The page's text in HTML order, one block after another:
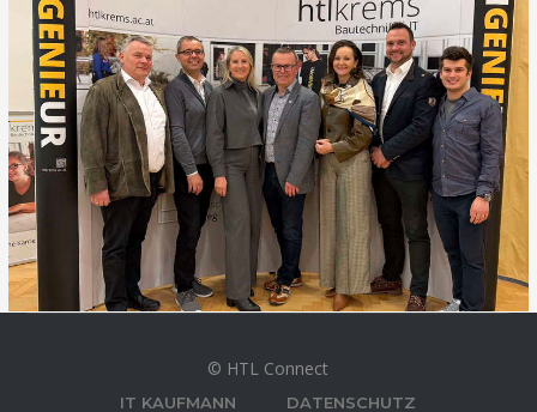
© HTL Connect
IT KAUFMANN DATENSCHUTZ